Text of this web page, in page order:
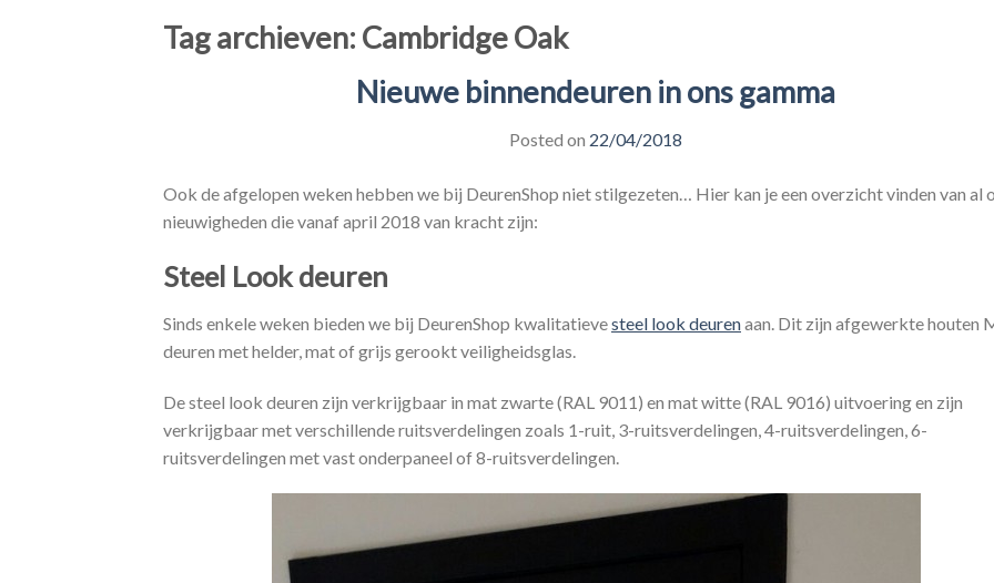
Tag archieven: Cambridge Oak
Nieuwe binnendeuren in ons gamma
Posted on 22/04/2018
Ook de afgelopen weken hebben we bij DeurenShop niet stilgezeten… Hier kan je een overzicht vinden van al
nieuwigheden die vanaf april 2018 van kracht zijn:
Steel Look deuren
Sinds enkele weken bieden we bij DeurenShop kwalitatievesteel look deurenaan. Dit zijn afgewerkte houten
deuren met helder, mat of grijs gerookt veiligheidsglas.
De steel look deuren zijn verkrijgbaar in mat zwarte (RAL 9011) en mat witte (RAL 9016) uitvoering en zijn
verkrijgbaar met verschillende ruitsverdelingen zoals 1-ruit, 3-ruitsverdelingen, 4-ruitsverdelingen, 6-
ruitsverdelingen met vast onderpaneel of 8-ruitsverdelingen.